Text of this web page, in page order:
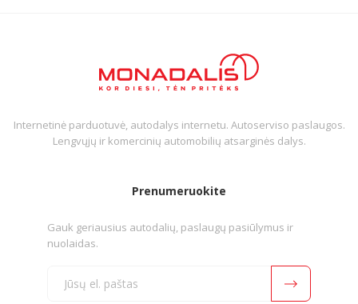
Internetinė parduotuvė, autodalys internetu. Autoserviso paslaugos.
Lengvųjų ir komercinių automobilių atsarginės dalys.
Prenumeruokite
Gauk geriausius autodalių, paslaugų pasiūlymus ir
nuolaidas.